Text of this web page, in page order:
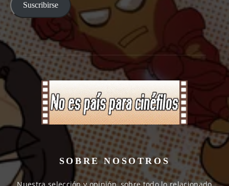
Suscribirse
SOBRE NOSOTROS